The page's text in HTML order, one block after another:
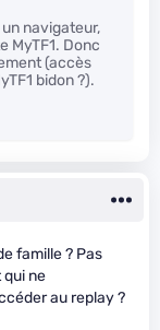
un navigateur,
MyTF1. Donc
(accès
bidon ?).
famille ? Pas
qui ne
au replay ?